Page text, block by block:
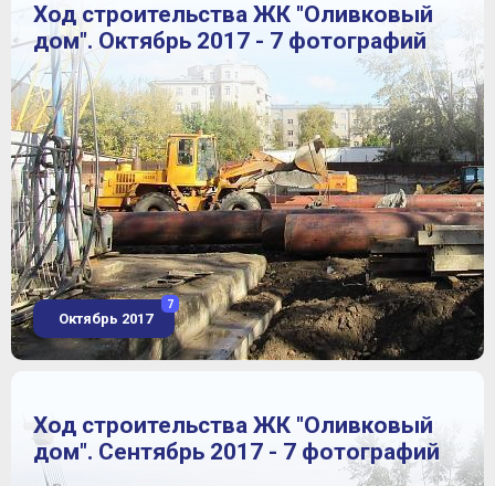
Ход строительства ЖК "Оливковый
дом". Октябрь 2017 - 7 фотографий
Октябрь 2017
7
Ход строительства ЖК "Оливковый
дом". Сентябрь 2017 - 7 фотографий